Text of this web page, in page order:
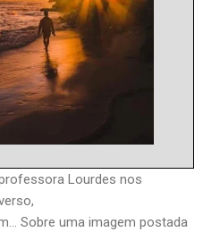
Lourdes nos
Sobre uma imagem postada